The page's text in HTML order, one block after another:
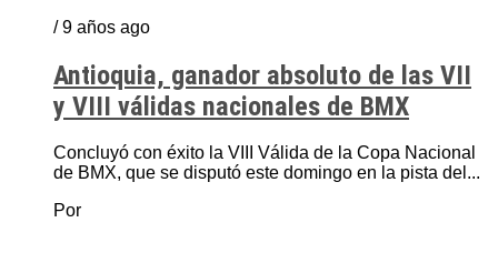
/ 9 años ago
Antioquia, ganador absoluto de las VII
y VIII válidas nacionales de BMX
Concluyó con éxito la VIII Válida de la Copa Nacional
de BMX, que se disputó este domingo en la pista del...
Por